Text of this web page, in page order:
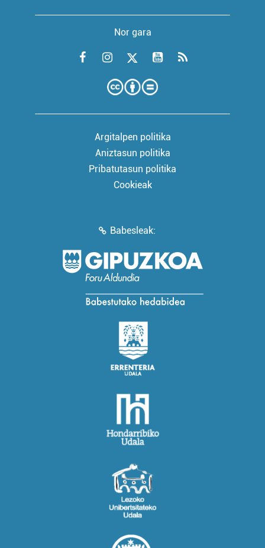
Nor gara
Argitalpen politika
Aniztasun politika
Pribatutasun politika
Cookieak
Babesleak: